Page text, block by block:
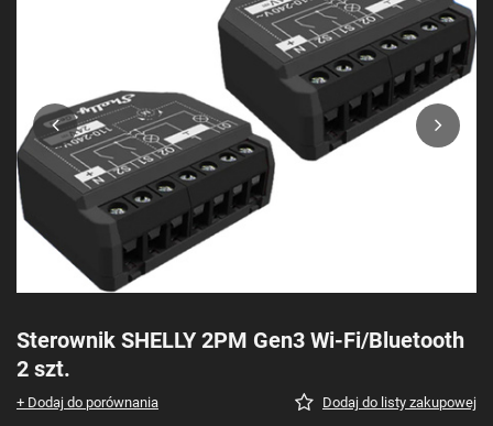
Sterownik SHELLY 2PM Gen3 Wi-Fi/Bluetooth
2 szt.
+ Dodaj do porównania Dodaj do listy zakupowej